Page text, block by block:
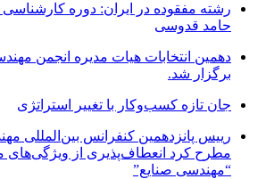
رشته مفقوده در ایران: دوره
حامد قدوسی
دهمین انتخابات هیات مدیره انجمن
برگزار شد.
جان تازه کسب‌وکار با تغییر استراتژی
رییس پانزدهمین کنفرانس بین‌المللی
مطرح کرد انعطاف‌پذیری از ویژگی‌های
“مهندسی صنایع”